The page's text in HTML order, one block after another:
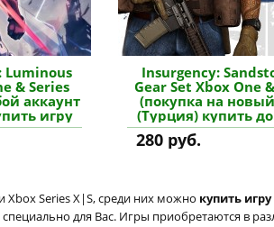
Luminous
& Series
аккаунт
игру
Insurgency:
Gear Set Xbox One
(покупка на
(Турция) купить
280 руб.
Xbox Series X|S, среди них можно купить
для Вас. Игры приобретаются в